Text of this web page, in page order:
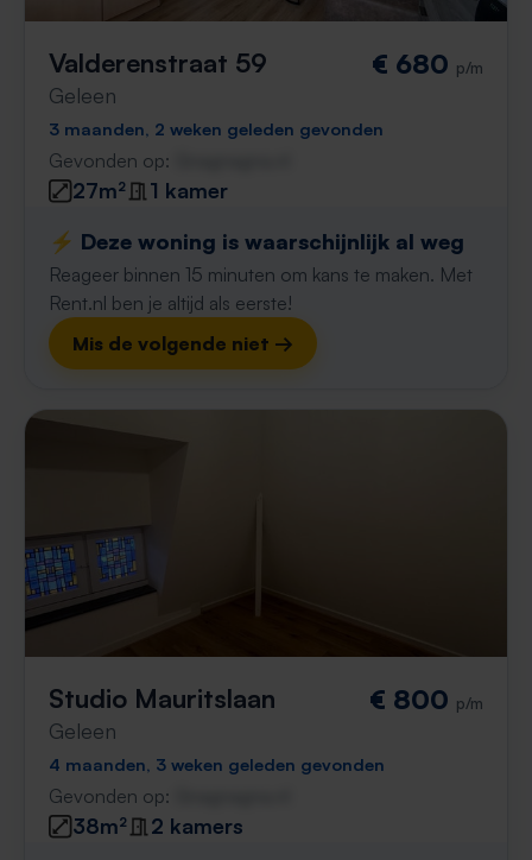
Valderenstraat 59
Geleen
€ 680 p/m
3 maanden, 2 weken geleden gevonden
Gevonden op:
27m²
1 kamer
⚡️ Deze woning is waarschijnlijk al weg
Reageer binnen 15 minuten om kans te maken. Met
Rent.nl ben je altijd als eerste!
Mis de volgende niet →
Studio Mauritslaan
Geleen
€ 800 p/m
4 maanden, 3 weken geleden gevonden
Gevonden op:
38m²
2 kamers